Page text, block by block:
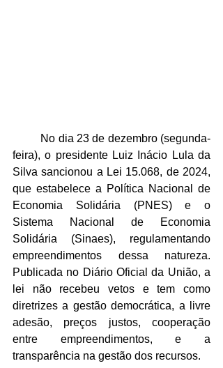
No dia 23 de dezembro (segunda-
feira), o presidente Luiz Inácio Lula da
Silva sancionou a Lei 15.068, de 2024,
que estabelece a Política Nacional de
Economia Solidária (PNES) e o
Sistema Nacional de Economia
Solidária (Sinaes), regulamentando
empreendimentos dessa natureza.
Publicada no Diário Oficial da União, a
lei não recebeu vetos e tem como
diretrizes a gestão democrática, a livre
adesão, preços justos, cooperação
entre empreendimentos, e a
transparência na gestão dos recursos.